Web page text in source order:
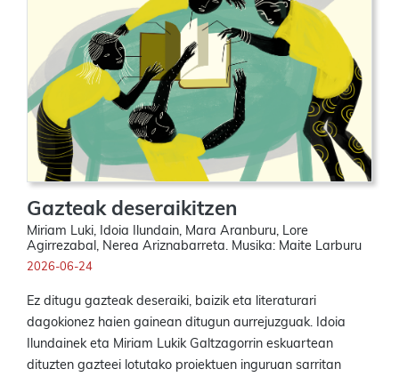
Gazteak deseraikitzen
Miriam Luki, Idoia Ilundain, Mara Aranburu, Lore
Agirrezabal, Nerea Ariznabarreta. Musika: Maite Larburu
2026-06-24
Ez ditugu gazteak deseraiki, baizik eta literaturari
dagokionez haien gainean ditugun aurrejuzguak. Idoia
Ilundainek eta Miriam Lukik Galtzagorrin eskuartean
dituzten gazteei lotutako proiektuen inguruan sarritan